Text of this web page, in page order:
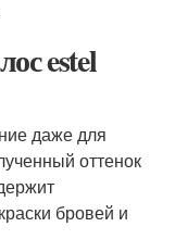
estel
даже для
оттенок
бровей и